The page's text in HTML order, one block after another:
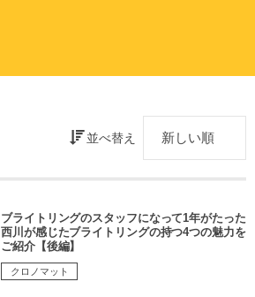
並べ替え
ブライトリングのスタッフになって1年がたった
西川が感じたブライトリングの持つ4つの魅力を
ご紹介【後編】
クロノマット